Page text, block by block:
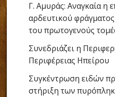
Γ. Αμυράς: Αναγκαία η
αρδευτικού
του πρωτογενούς
Συνεδριάζει η
Περιφέρειας Ηπείρου
Συγκέντρωση ειδών
στήριξη των